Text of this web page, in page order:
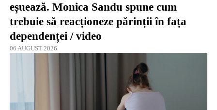
eșuează. Monica Sandu spune cum
trebuie să reacționeze părinții în fața
dependenței / video
06 AUGUST 2026